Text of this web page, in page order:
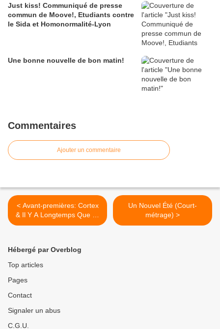
Just kiss! Communiqué de presse
commun de Moove!, Etudiants contre
le Sida et Homonormalité-Lyon
Une bonne nouvelle de bon matin!
Commentaires
Ajouter un commentaire
< Avant-premières: Cortex
& Il Y A Longtemps Que Je
T'Aime
Un Nouvel Été (Court-
métrage) >
Hébergé par Overblog
Top articles
Pages
Contact
Signaler un abus
C.G.U.